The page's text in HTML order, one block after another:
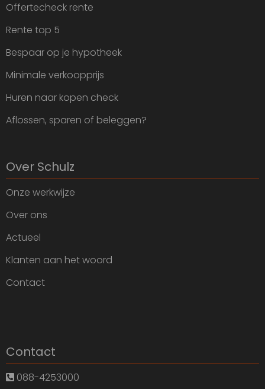
Offertecheck rente
Rente top 5
Bespaar op je hypotheek
Minimale verkoopprijs
Huren naar kopen check
Aflossen, sparen of beleggen?
Over Schulz
Onze werkwijze
Over ons
Actueel
Klanten aan het woord
Contact
Contact
088-4253000